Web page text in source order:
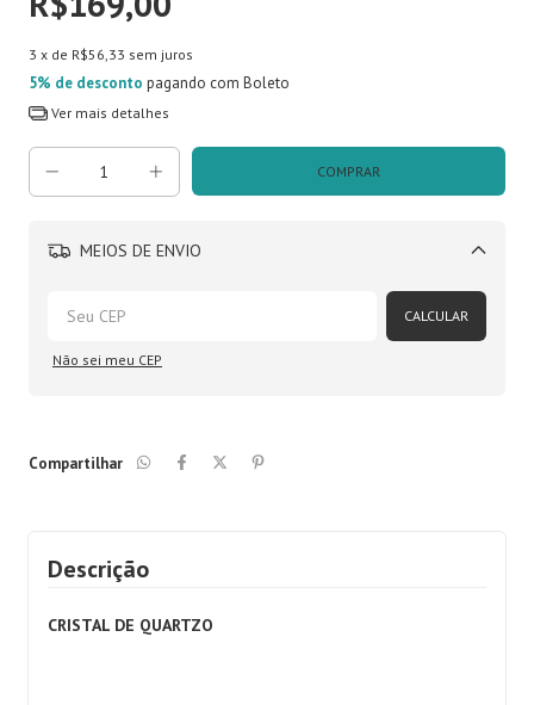
3 x de R$56,33 sem juros
5% de desconto pagando com Boleto
Ver mais detalhes
MEIOS DE ENVIO
Alterar CEP
CALCULAR
Não sei meu CEP
Compartilhar
Descrição
CRISTAL DE QUARTZO